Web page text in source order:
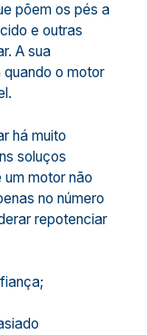
põem os pés a
e outras
A sua
o motor
há muito
soluços
um motor não
no número
repotenciar